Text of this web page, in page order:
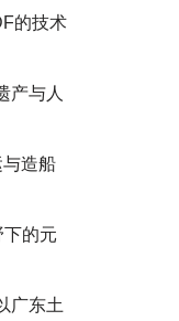
的技术
产与人
造船
下的元
广东土